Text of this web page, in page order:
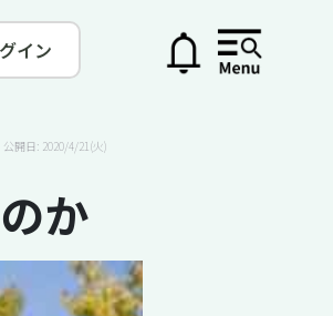
イン
公開日: 2020/4/21(火)
か